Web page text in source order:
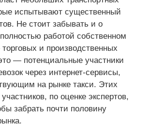
испытывают существенный
Не стоит забывать и о
работой собственном
торговых и производственных
— потенциальные участники
через интернет-сервисы,
на рынке такси. Этих
по оценке экспертов,
забрать почти половину